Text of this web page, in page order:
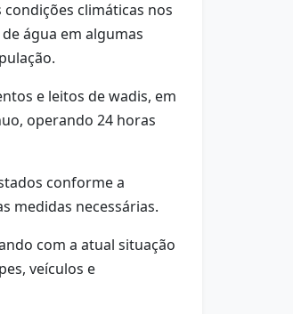
condições climáticas nos
água em algumas
e leitos de wadis, em
operando 24 horas
conforme a
medidas necessárias.
com a atual situação
veículos e